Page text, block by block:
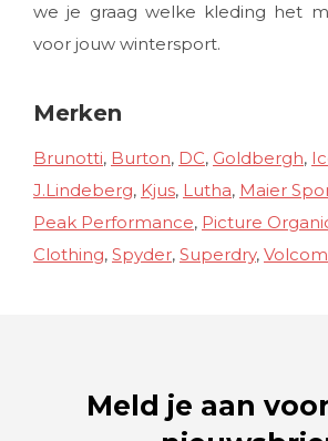
we je graag welke kleding het
voor jouw wintersport.
Merken
Brunotti, Burton, DC, Goldbergh,
J.Lindeberg, Kjus, Lutha, Maier
Peak Performance, Picture
Clothing, Spyder, Superdry, Volcom
Meld je aan